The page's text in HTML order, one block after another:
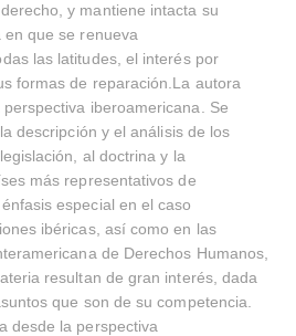
y mantiene intacta su
que se renueva
las latitudes, el interés por
formas de reparación.La autora
iberoamericana. Se
descripción y el análisis de los
al doctrina y la
más representativos de
especial en el caso
ibéricas, así como en las
de Derechos Humanos,
resultan de gran interés, dada
que son de su competencia.
desde la perspectiva